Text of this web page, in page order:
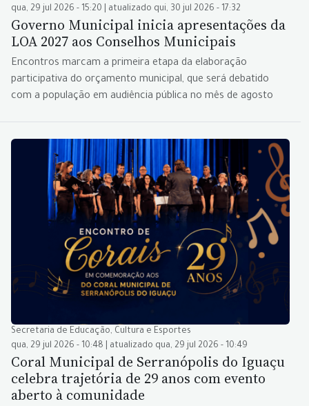
qua, 29 jul 2026 - 15:20 | atualizado qui, 30 jul 2026 - 17:32
Governo Municipal inicia apresentações da
LOA 2027 aos Conselhos Municipais
Encontros marcam a primeira etapa da elaboração
participativa do orçamento municipal, que será debatido
com a população em audiência pública no mês de agosto
Secretaria de Educação, Cultura e Esportes
qua, 29 jul 2026 - 10:48 | atualizado qua, 29 jul 2026 - 10:49
Coral Municipal de Serranópolis do Iguaçu
celebra trajetória de 29 anos com evento
aberto à comunidade